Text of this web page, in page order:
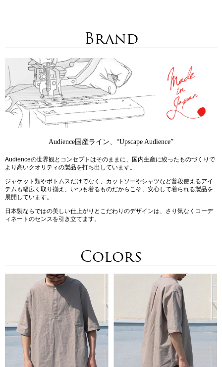
Brand
Audience国産ライン、“Upscape Audience”
Audienceの世界観とコンセプトはそのままに、国内生産に絞ったものづくりで
より高いクオリティの製品を打ち出しています。
ジャケット類やボトムスだけでなく、カットソーやシャツなど普段使えるアイ
テムも幅広く取り揃え、いつも着るものだからこそ、安心して着られる製品を
展開しています。
日本製ならではの美しい仕上がりとこだわりのデザインは、さり気なくコーデ
ィネートのセンスを引き立てます。
Colors